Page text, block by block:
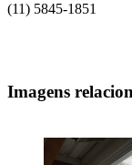
(11) 5845-1851
Imagens